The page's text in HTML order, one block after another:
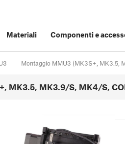
Materiali Componenti e
Montaggio MMU3 (MK3S+, MK3.5,
MK3.5, MK3.9/S, MK4/S,